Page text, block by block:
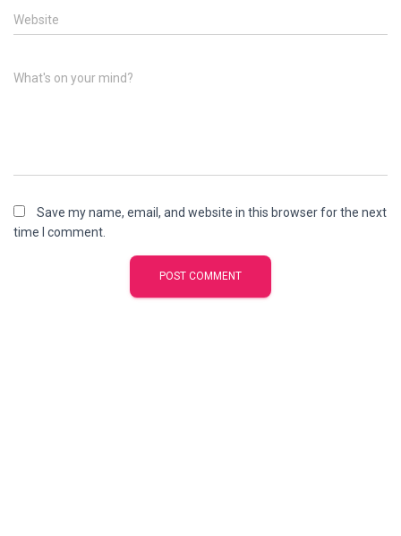
Website
What's on your mind?
Save my name, email, and website in this browser for the next
time I comment.